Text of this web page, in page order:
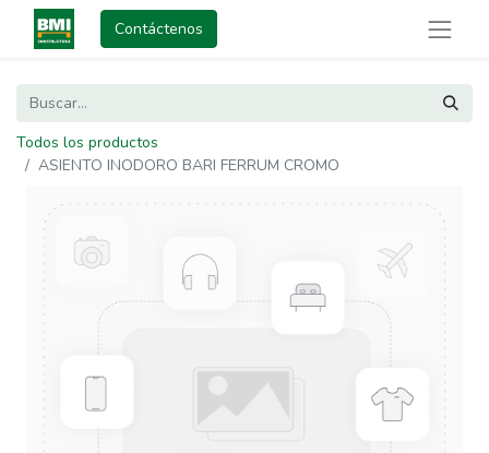
Contáctenos
Todos los productos
ASIENTO INODORO BARI FERRUM CROMO